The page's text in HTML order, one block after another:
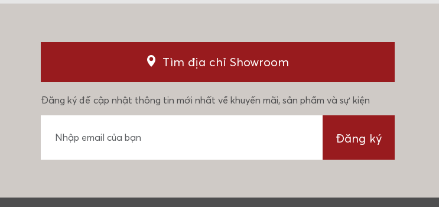
Tìm địa chỉ Showroom
Đăng ký để cập nhật thông tin mới nhất về khuyến mãi, sản phẩm và sự kiện
Đăng ký